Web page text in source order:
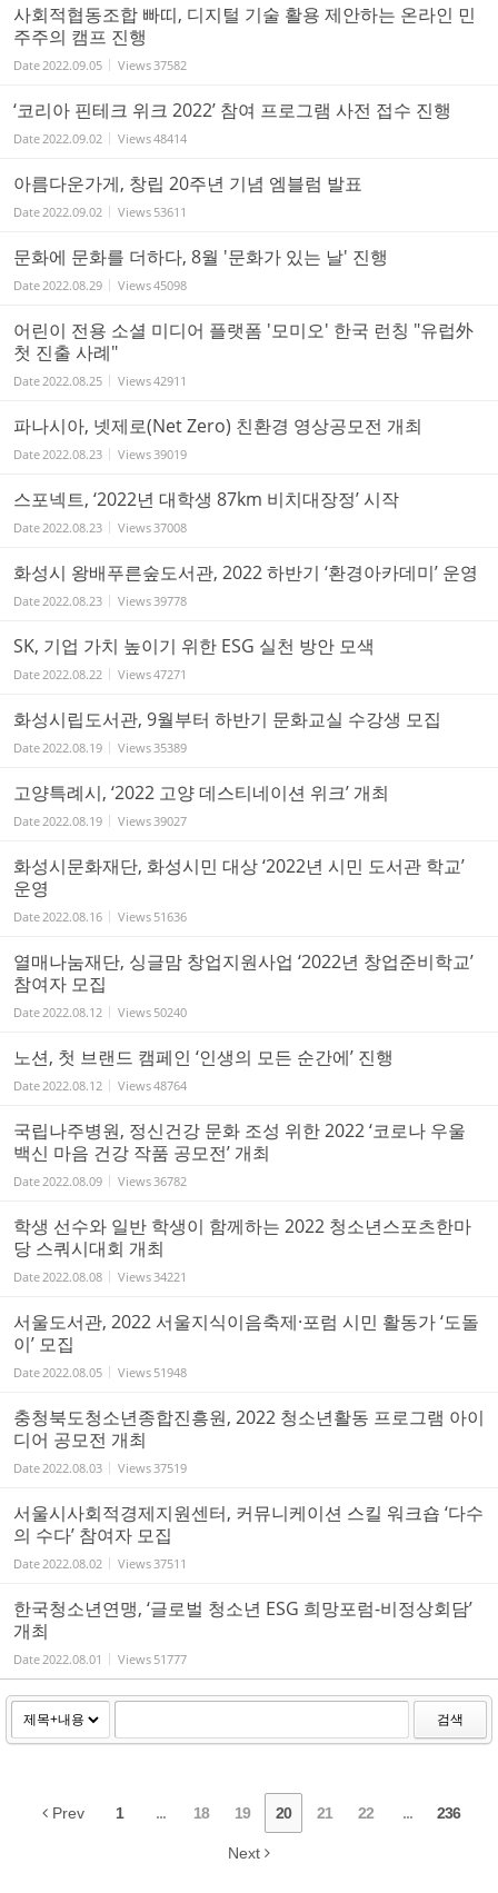
사회적협동조합 빠띠, 디지털 기술 활용 제안하는 온라인 민
주주의 캠프 진행
Date 2022.09.05 Views 37582
‘코리아 핀테크 위크 2022’ 참여 프로그램 사전 접수 진행
Date 2022.09.02 Views48414
아름다운가게, 창립 20주년 기념 엠블럼 발표
Date 2022.09.02 Views 53611
문화에 문화를 더하다, 8월 '문화가 있는 날' 진행
Date 2022.08.29 Views45098
어린이 전용 소셜 미디어 플랫폼 '모미오' 한국 런칭 "유럽外
첫 진출 사례"
Date 2022.08.25 Views42911
파나시아, 넷제로(Net Zero) 친환경 영상공모전 개최
Date 2022.08.23 Views 39019
스포넥트, ‘2022년 대학생 87km 비치대장정’ 시작
Date 2022.08.23 Views 37008
화성시 왕배푸른숲도서관, 2022 하반기 ‘환경아카데미’ 운영
Date 2022.08.23 Views 39778
SK, 기업 가치 높이기 위한 ESG 실천 방안 모색
Date 2022.08.22 Views47271
화성시립도서관, 9월부터 하반기 문화교실 수강생 모집
Date 2022.08.19 Views 35389
고양특례시, ‘2022 고양 데스티네이션 위크’ 개최
Date 2022.08.19 Views 39027
화성시문화재단, 화성시민 대상 ‘2022년 시민 도서관 학교’
운영
Date 2022.08.16 Views 51636
열매나눔재단, 싱글맘 창업지원사업 ‘2022년 창업준비학교’
참여자 모집
Date 2022.08.12 Views 50240
노션, 첫 브랜드 캠페인 ‘인생의 모든 순간에’ 진행
Date 2022.08.12 Views48764
국립나주병원, 정신건강 문화 조성 위한 2022 ‘코로나 우울
백신 마음 건강 작품 공모전’ 개최
Date 2022.08.09 Views 36782
학생 선수와 일반 학생이 함께하는 2022 청소년스포츠한마
당 스쿼시대회 개최
Date 2022.08.08 Views 34221
서울도서관, 2022 서울지식이음축제·포럼 시민 활동가 ‘도돌
이’ 모집
Date 2022.08.05 Views 51948
충청북도청소년종합진흥원, 2022 청소년활동 프로그램 아이
디어 공모전 개최
Date 2022.08.03 Views 37519
서울시사회적경제지원센터, 커뮤니케이션 스킬 워크숍 ‘다수
의 수다’ 참여자 모집
Date 2022.08.02 Views 37511
한국청소년연맹, ‘글로벌 청소년 ESG 희망포럼-비정상회담’
개최
Date 2022.08.01 Views 51777
검색
Prev 1 ... 18 19 20 21 22 ... 236
Next